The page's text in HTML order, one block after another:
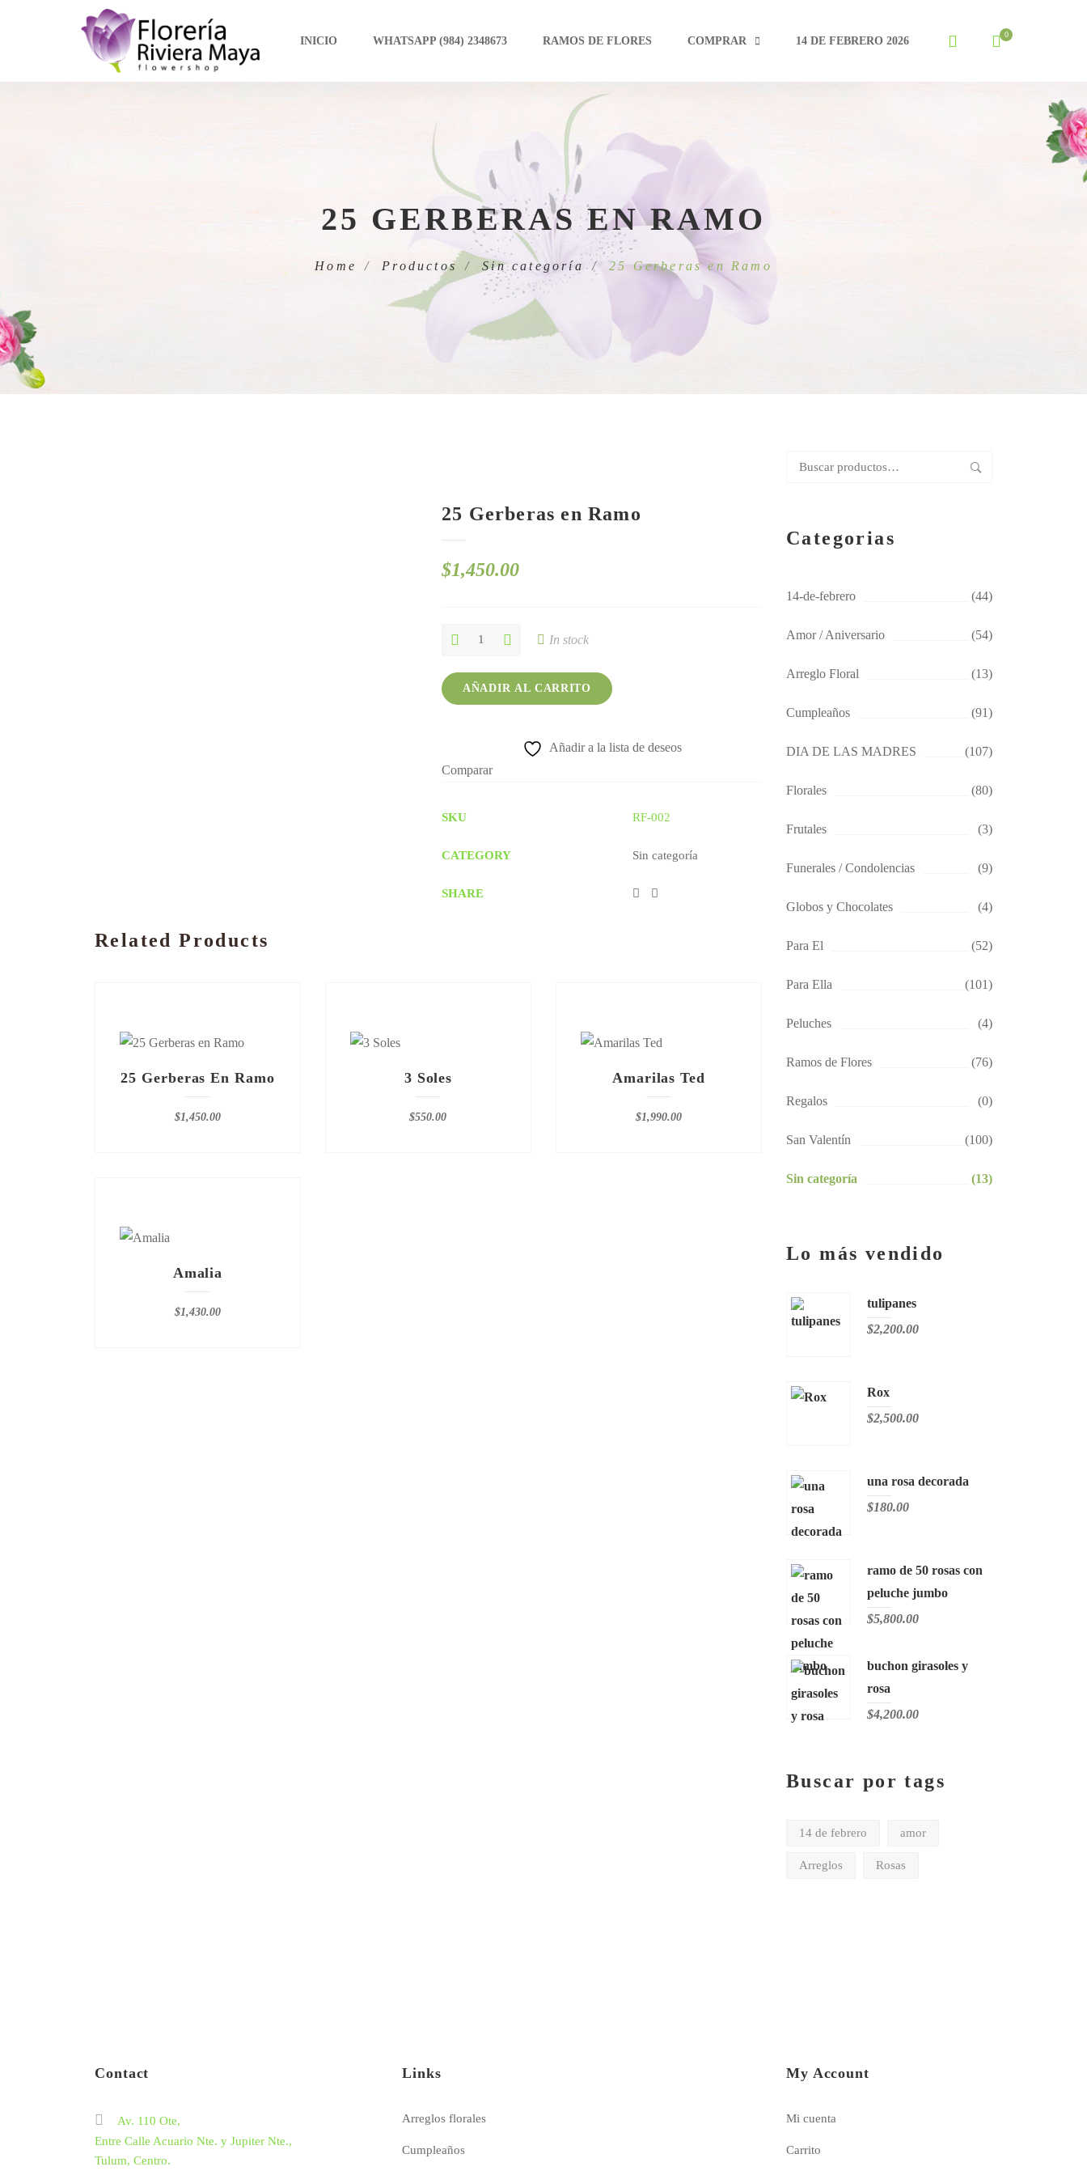
INICIO WHATSAPP (984) 2348673 RAMOS DE FLORES COMPRAR 14 DE FEBRERO 2026
25 GERBERAS EN RAMO
Home Productos Sin categoría 25 Gerberas en Ramo
25 Gerberas en Ramo
$1,450.00
25
Ramo
quantity
In stock
AÑADIR AL CARRITO
Añadir a la lista de deseos
Comparar
SKU RF-002
CATEGORY Sin categoría
SHARE
Related Products
25 Gerberas En Ramo
$1,450.00
3 Soles
$550.00
Amarilas Ted
$1,990.00
Amalia
$1,430.00
Buscar
Categorias
14-de-febrero (44)
Amor / Aniversario (54)
Arreglo Floral (13)
Cumpleaños (91)
DIA DE LAS MADRES (107)
Florales (80)
Frutales (3)
Funerales / Condolencias (9)
Globos y Chocolates (4)
Para El (52)
Para Ella (101)
Peluches (4)
Ramos de Flores (76)
Regalos (0)
San Valentín (100)
Sin categoría (13)
Lo más vendido
tulipanes
$2,200.00
Rox
$2,500.00
una rosa decorada
$180.00
ramo de 50 rosas con
peluche jumbo
$5,800.00
buchon girasoles y
rosa
$4,200.00
Buscar por tags
14 de febrero amor
Arreglos Rosas
Contact
Av. 110 Ote,
Entre Calle Acuario Nte. y Jupiter Nte.,
Tulum, Centro.
Links
Arreglos florales
Cumpleaños
My Account
Mi cuenta
Carrito